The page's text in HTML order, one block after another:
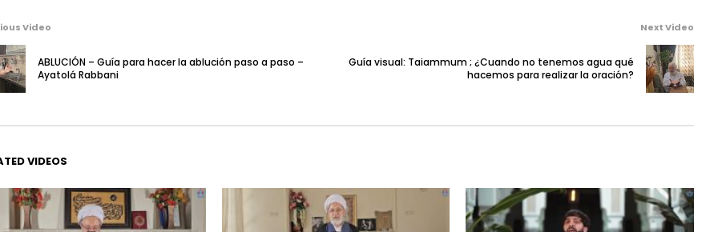
Video
ABLUCIÓN – Guía para hacer la ablución paso a paso –
Ayatolá Rabbani
Next Video
Guía visual: Taiammum ; ¿Cuando no tenemos agua qué
hacemos para realizar la oración?
VIDEOS